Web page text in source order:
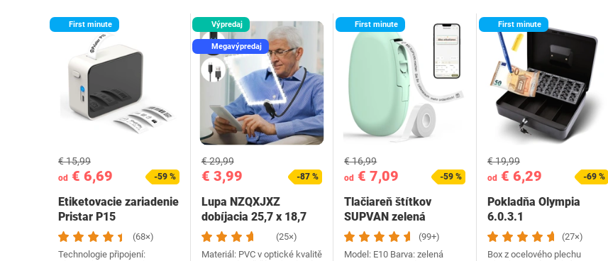
First minute
od € 6,69
€ 15,99
-59 %
Etiketovacie zariadenie
Pristar P15
(68×)
Technologie připojení:
Výpredaj
Megavýpredaj
€ 3,99
€ 29,99
-87 %
Lupa NZQXJXZ
dobíjacia 25,7 x 18,7
cm čierna
(25×)
Materiál: PVC v optické kvalitě
First minute
od € 7,09
€ 16,99
-59 %
Tlačiareň štítkov
SUPVAN zelená
(99+)
Model: E10 Barva: zelená
First minute
od€ 6,29
€ 19,99
-69 %
Pokladňa Olympia
6.0.3.1
(27×)
Box z ocelového plechu